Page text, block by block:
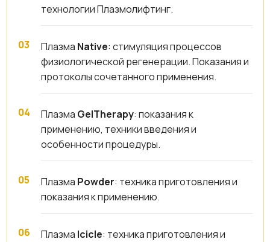
технологии Плазмолифтинг.
Плазма Native: стимуляция процессов
физиологической регенерации. Показания и
протоколы сочетанного применения.
Плазма GelTherapy: показания к
применению, техники введения и
особенности процедуры.
Плазма Powder: техника приготовления и
показания к применению.
Плазма Icicle: техника приготовления и